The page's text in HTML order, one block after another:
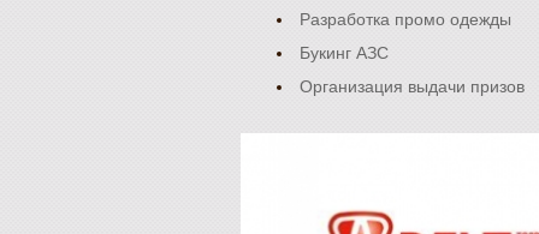
Разработка промо одежды
Букинг АЗС
Организация выдачи призов